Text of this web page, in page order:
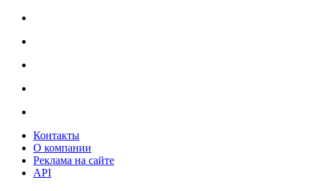
Контакты
О компании
Реклама на сайте
API